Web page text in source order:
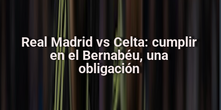
Real Madrid vs Celta: cumplir
en el Bernabéu, una
obligación